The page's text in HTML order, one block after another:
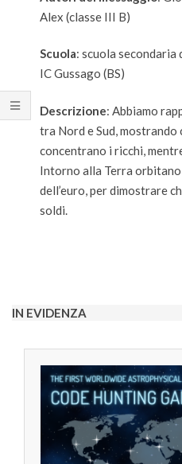
Alex (classe III B)
Scuola: scuola secondaria
IC Gussago (BS)
Descrizione: Abbiamo
tra Nord e Sud, mostrando
concentrano i ricchi,
Intorno alla Terra
dell’euro, per dimostrare
soldi.
06
IN EVIDENZA